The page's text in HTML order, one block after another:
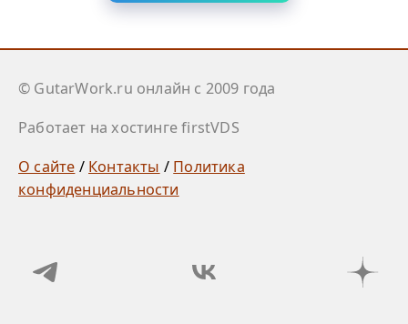
© GutarWork.ru онлайн c 2009 года
Работает на хостинге firstVDS
О сайте / Контакты / Политика
конфиденциальности